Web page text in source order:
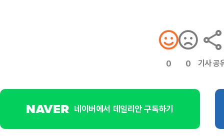
0 0 기사 공
네이버에서 데일리안 구독하기